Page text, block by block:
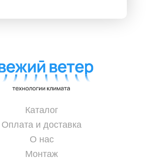
Каталог
Оплата и доставка
О нас
Монтаж